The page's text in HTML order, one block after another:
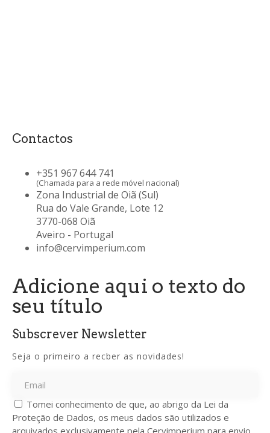
Contactos
+351 967 644 741
(Chamada para a rede móvel nacional)
Zona Industrial de Oiã (Sul)
Rua do Vale Grande, Lote 12
3770-068 Oiã
Aveiro - Portugal
info@cervimperium.com
Adicione aqui o texto do
seu título
Subscrever Newsletter
Seja o primeiro a recber as novidades!
Tomei conhecimento de que, ao abrigo da Lei da
Proteção de Dados, os meus dados são utilizados e
arquivados exclusivamente pela Cervimperium para envio